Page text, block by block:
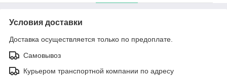
Условия доставки
Доставка осуществляется только по предоплате.
Самовывоз
Курьером транспортной компании по адресу